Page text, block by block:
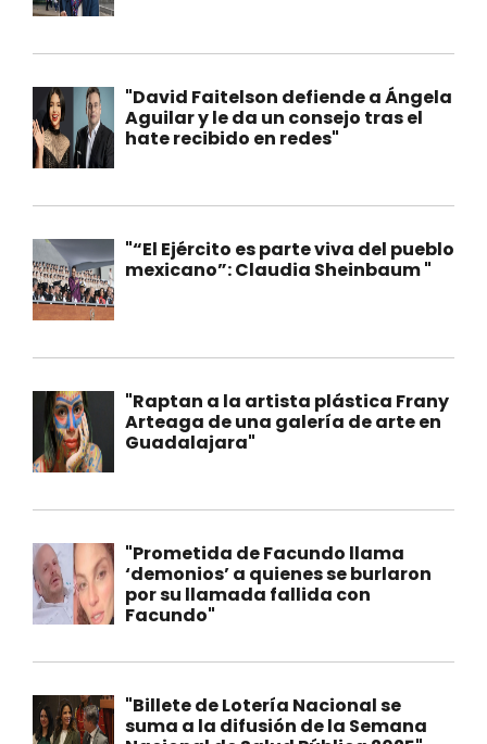
"David Faitelson defiende a Ángela
Aguilar y le da un consejo tras el
hate recibido en redes"
"“El Ejército es parte viva del pueblo
mexicano”: Claudia Sheinbaum "
"Raptan a la artista plástica Frany
Arteaga de una galería de arte en
Guadalajara"
"Prometida de Facundo llama
‘demonios’ a quienes se burlaron
por su llamada fallida con
Facundo"
"Billete de Lotería Nacional se
suma a la difusión de la Semana